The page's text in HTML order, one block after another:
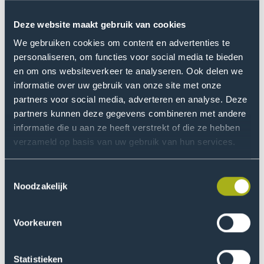
Deze website maakt gebruik van cookies
We gebruiken cookies om content en advertenties te
personaliseren, om functies voor social media te bieden
en om ons websiteverkeer te analyseren. Ook delen we
informatie over uw gebruik van onze site met onze
partners voor social media, adverteren en analyse. Deze
partners kunnen deze gegevens combineren met andere
informatie die u aan ze heeft verstrekt of die ze hebben
verzameld op basis van uw gebruik van hun services.
Noodzakelijk
Voorkeuren
Statistieken
de systemen anders. Normen, waarden en
verwachtingen zijn niet overal hetzelfde. Een ruime blik
leert je omgaan met complexiteit en ambiguïteit. Dat is
zo belangrijk. Onze studenten worden hierdoor sterk,
kunnen zich makkelijk aanpassen en hun eigen
aannames bevragen.
We leiden onze studenten op tot mondiaal
georiënteerde mensen die kunnen opereren in een
internationale omgeving. Daar is behoefte aan op de
groot hier in Den Haag. Denk ook aan het Westland,
daar handelen ze wereldwijd in fruit, groenten en
bloemen. En de semiconindustrie, die is naarstig op
zoek naar talent. Met onze internationale programma’s
trekken we hier talenten voor aan die we opleiden om